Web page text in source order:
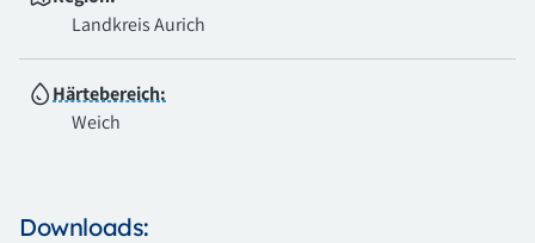
Landkreis Aurich
Härtebereich:
Weich
Downloads: